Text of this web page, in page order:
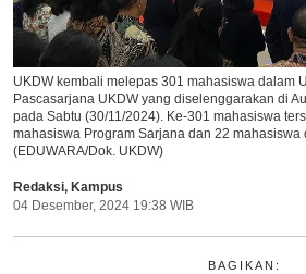
UKDW kembali melepas 301 mahasiswa dalam
Pascasarjana UKDW yang diselenggarakan di
pada Sabtu (30/11/2024). Ke-301 mahasiswa
mahasiswa Program Sarjana dan 22
(EDUWARA/Dok. UKDW)
Redaksi, Kampus
04 Desember, 2024 19:38 WIB
BAGIKAN: